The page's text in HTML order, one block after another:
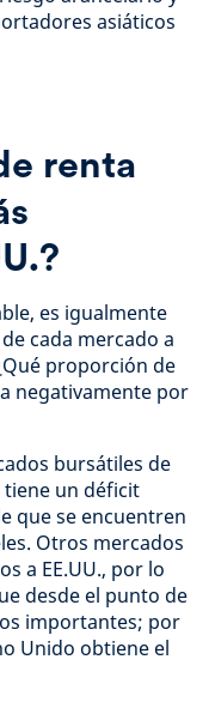
asiáticos
renta
es igualmente
cada mercado a
proporción de
negativamente por
bursátiles de
tiene un déficit
que se encuentren
Otros mercados
a EE.UU., por lo
desde el punto de
importantes; por
Unido obtiene el